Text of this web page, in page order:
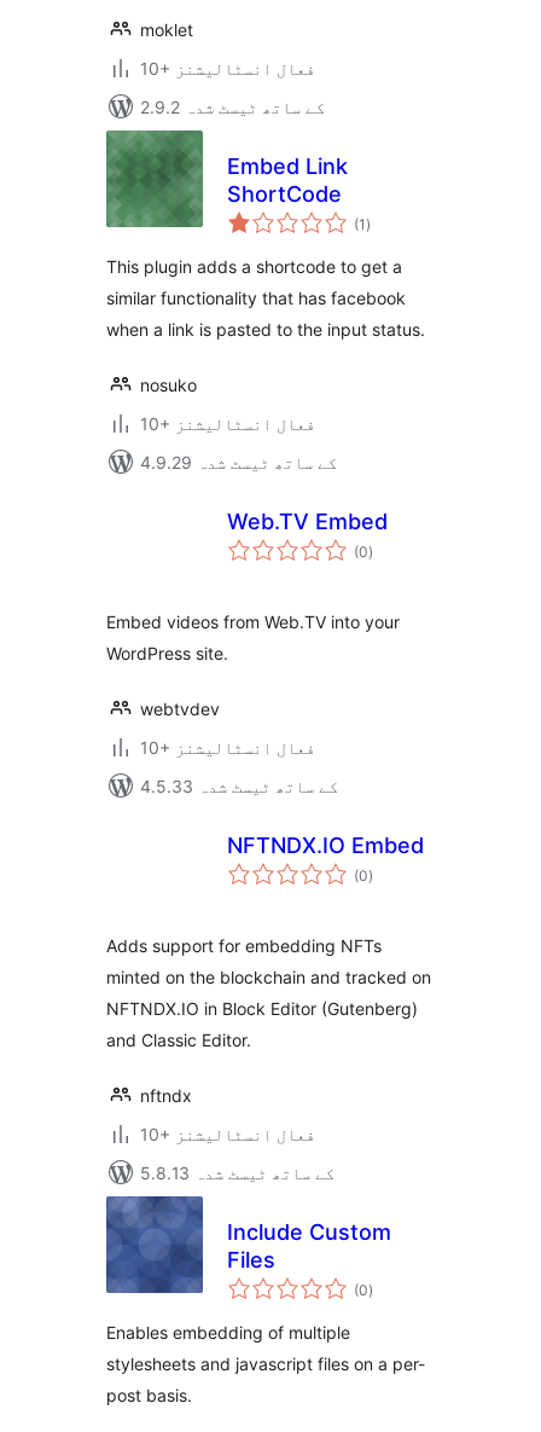
moklet
10+ فعال انسٹالیشنز
2.9.2 کے ساتھ ٹیسٹ شدہ
Embed Link
ShortCode
(1 مجموعی
درجہ
)
This plugin adds a shortcode to get a
similar functionality that has facebook
when a link is pasted to the input status.
nosuko
10+ فعال انسٹالیشنز
4.9.29 کے ساتھ ٹیسٹ شدہ
Web.TV Embed
(0مجموعی
درجہ
)
Embed videos from Web.TV into your
WordPress site.
webtvdev
10+ فعال انسٹالیشنز
4.5.33 کے ساتھ ٹیسٹ شدہ
NFTNDX.IO Embed
(0مجموعی
درجہ
)
Adds support for embedding NFTs
minted on the blockchain and tracked on
NFTNDX.IO in Block Editor (Gutenberg)
and Classic Editor.
nftndx
10+ فعال انسٹالیشنز
5.8.13 کے ساتھ ٹیسٹ شدہ
Include Custom
Files
(0مجموعی
درجہ
)
Enables embedding of multiple
stylesheets and javascript files on a per-
post basis.